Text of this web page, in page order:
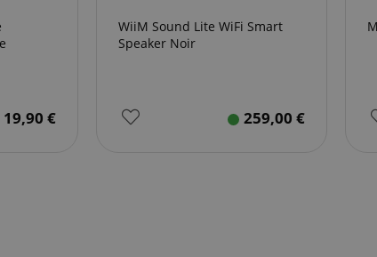
19,90 €
WiiM Sound Lite WiFi Smart
Speaker Noir
259,00 €
Strictement nécessaire Performance Ciblage Fonctionnalité